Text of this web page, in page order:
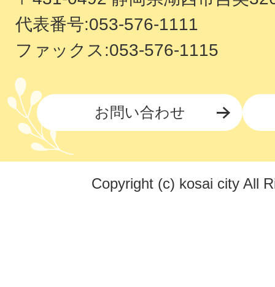
代表番号:053-576-1111
ファックス:053-576-1115
お問い合わせ
Copyright (c) kosai city All